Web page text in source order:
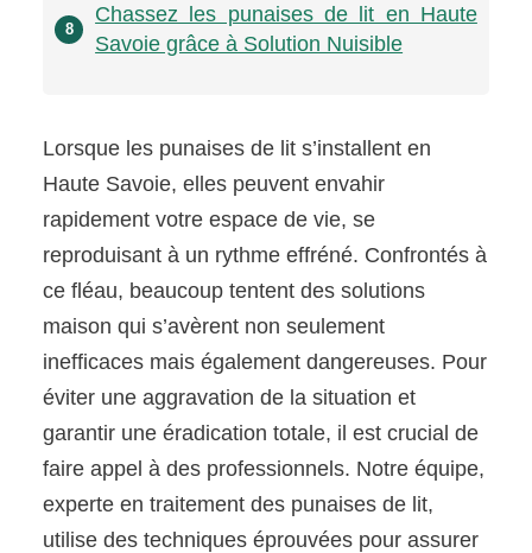
8
Chassez les punaises de lit en Haute
Savoie grâce à Solution Nuisible
Lorsque les punaises de lit s’installent en
Haute Savoie, elles peuvent envahir
rapidement votre espace de vie, se
reproduisant à un rythme effréné. Confrontés à
ce fléau, beaucoup tentent des solutions
maison qui s’avèrent non seulement
inefficaces mais également dangereuses. Pour
éviter une aggravation de la situation et
garantir une éradication totale, il est crucial de
faire appel à des professionnels. Notre équipe,
experte en traitement des punaises de lit,
utilise des techniques éprouvées pour assurer